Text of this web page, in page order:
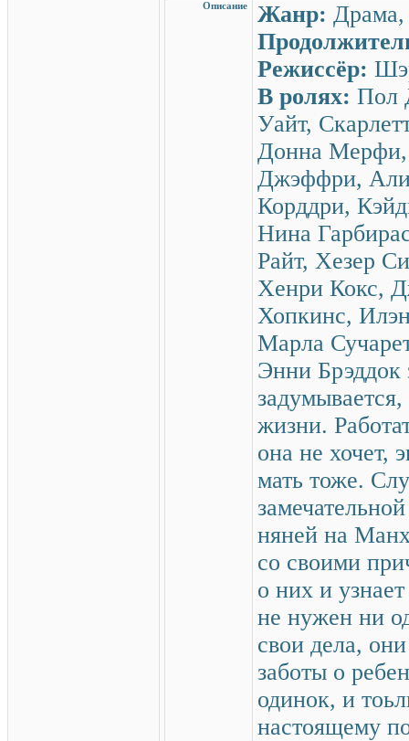
Описание Жанр:
Режиссёр:
В ролях: Пол
Уайт,
Донна Мерфи,
Джэффри,
Корддри,
Нина
Райт, Хезер
Хенри Кокс,
Хопкинс,
Марла
Энни Брэддок
жизни.
она не хочет,
мать тоже.
няней на
со своими
о них и
не нужен ни
свои дела,
заботы о
одинок, и
настоящему